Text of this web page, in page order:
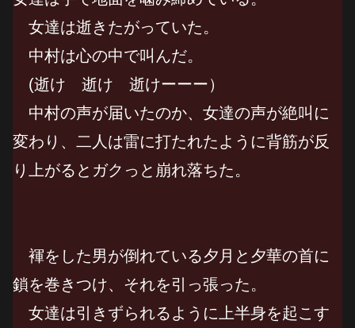
女達は逝きたがっていた。
中村は心の中で叫んだ。
(逝け 逝け 逝けーーー）
中村の声が届いたのか、女達の声が絶叫に
変わり、二人は雷に打たれたように背筋が反
り上がるとガクっと崩れ落ちた。
褌をした男が倒れている夕月と夕華の首に
鎖を巻きつけ、それを引っ張った。
女達は引きずられるように上半身を起こす